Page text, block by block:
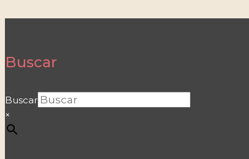
Buscar
Buscar
×